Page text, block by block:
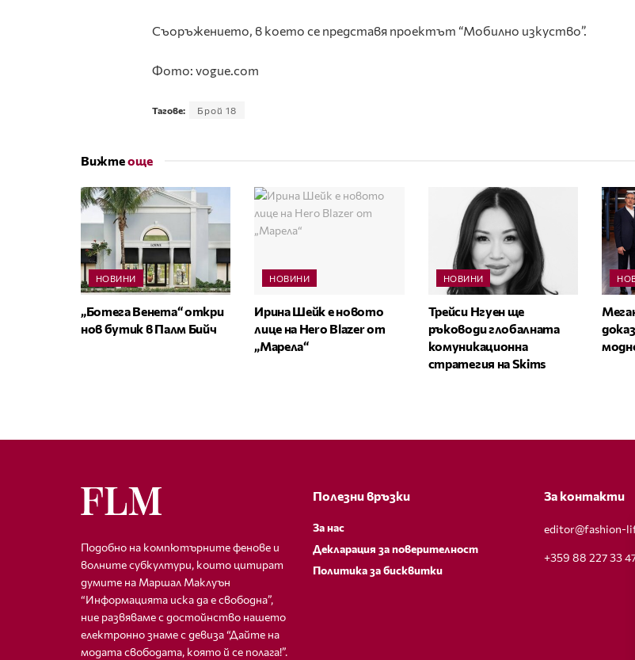
Съоръжението, в което се представя проектът “Мобилно изкуство”.
Фото: vogue.com
Тагове: Брой 18
Вижтеоще
НОВИНИ
„Ботега Венета“ откри
нов бутик в Палм Бийч
НОВИНИ
Ирина Шейк е новото
лице на Hero Blazer от
„Марела“
НОВИНИ
Трейси Нгуен ще
ръководи глобалната
комуникационна
стратегия на Skims
Подобно на компютърните фенове и
волните субкултури, които цитират
думите на Маршал Маклуън
“Информацията иска да е свободна”,
ние развяваме с достойнство нашето
електронно знаме с девиза “Дайте на
модата свободата, която й се полага!”.
Полезни връзки
За нас
Декларация за поверителност
Политика за бисквитки
За контакти
editor@fashion-
+359 88 227 33